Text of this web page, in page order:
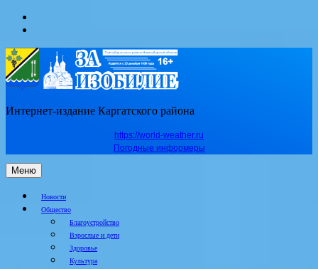
Интернет-издание Каргатского района
https://world-weather.ru
Погодные информеры
Меню
Новости
Общество
Благоустройство
Взрослые и дети
Здоровье
Культура